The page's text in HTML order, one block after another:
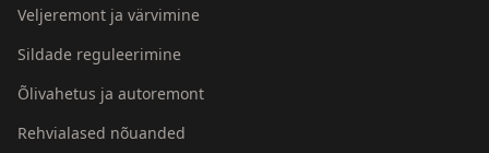
Veljeremont ja värvimine
Sildade reguleerimine
Õlivahetus ja autoremont
Rehvialased nõuanded